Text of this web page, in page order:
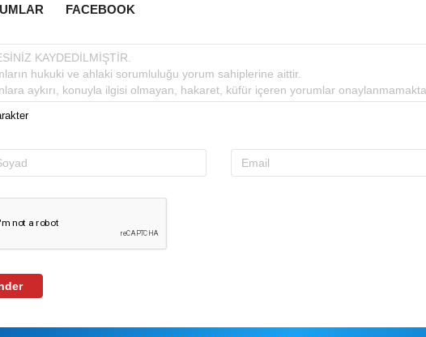
FACEBOOK